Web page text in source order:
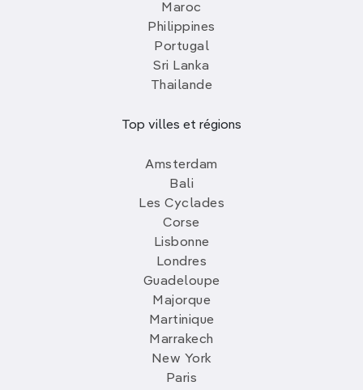
Maroc
Philippines
Portugal
Sri Lanka
Thailande
Top villes et régions
Amsterdam
Bali
Les Cyclades
Corse
Lisbonne
Londres
Guadeloupe
Majorque
Martinique
Marrakech
New York
Paris